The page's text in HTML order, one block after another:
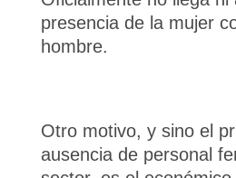
presencia de la mujer
hombre.
Otro motivo, y sino el
ausencia de personal